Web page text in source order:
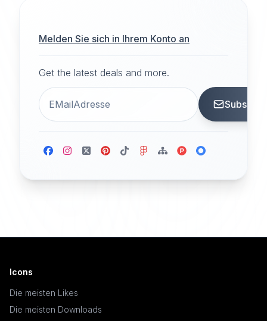
Melden Sie sich in Ihrem Konto an
Get the latest deals and more.
Icons
Die meisten Likes
Die meisten Downloads